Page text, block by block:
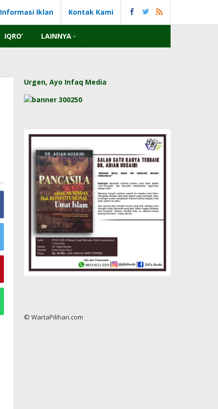
Informasi Iklan Kontak Kami
IQRO’ LAINNYA
Urgen, Ayo Infaq Media
© WartaPilihan.com